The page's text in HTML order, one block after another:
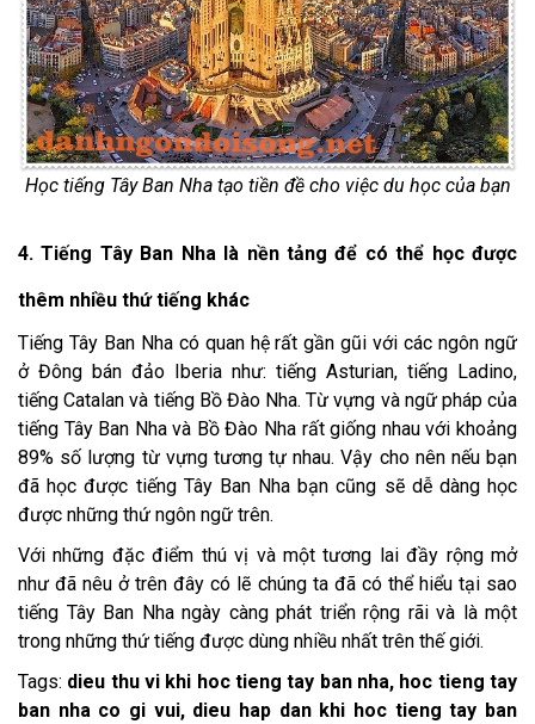
Học tiếng Tây Ban Nha tạo tiền đề cho việc du học của bạn
4. Tiếng Tây Ban Nha là nền tảng để có thể học được
thêm nhiều thứ tiếng khác
Tiếng Tây Ban Nha có quan hệ rất gần gũi với các ngôn ngữ
ở Đông bán đảo Iberia như: tiếng Asturian, tiếng Ladino,
tiếng Catalan và tiếng Bồ Đào Nha. Từ vựng và ngữ pháp của
tiếng Tây Ban Nha và Bồ Đào Nha rất giống nhau với khoảng
89% số lượng từ vựng tương tự nhau. Vậy cho nên nếu bạn
đã học được tiếng Tây Ban Nha bạn cũng sẽ dễ dàng học
được những thứ ngôn ngữ trên.
Với những đặc điểm thú vị và một tương lai đầy rộng mở
như đã nêu ở trên đây có lẽ chúng ta đã có thể hiểu tại sao
tiếng Tây Ban Nha ngày càng phát triển rộng rãi và là một
trong những thứ tiếng được dùng nhiều nhất trên thế giới.
Tags: dieu thu vi khi hoc tieng tay ban nha, hoc tieng tay
ban nha co gi vui, dieu hap dan khi hoc tieng tay ban